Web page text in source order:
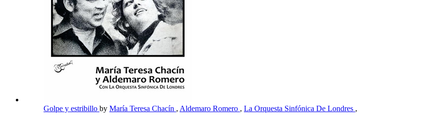
Golpe y estribillo by María Teresa Chacín , Aldemaro Romero , La Orquesta Sinfónica De Londres ,